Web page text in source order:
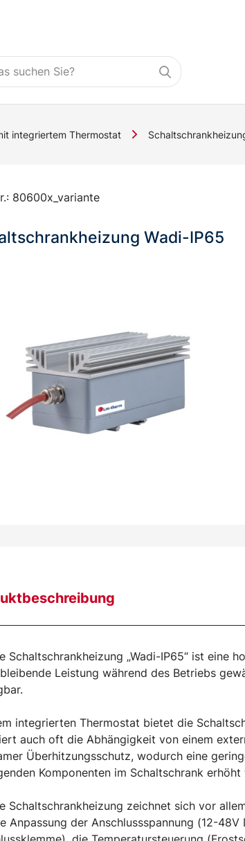
integriertem Thermostat
80600x_variante
Wadi-IP65
Schaltschrankheizung „Wadi-IP65“ ist eine
Leistung während des Betriebs
integrierten Thermostat bietet die
auch oft die Abhängigkeit von einem
Überhitzungsschutz, wodurch eine
Komponenten im Schaltschrank erhöht
Schaltschrankheizung zeichnet sich vor
Anpassung der Anschlussspannung (12-